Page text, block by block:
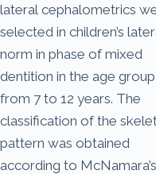
lateral cephalometrics
selected in children’s
norm in phase of mixed
dentition in the age group
from 7 to 12 years. The
classification of the
pattern was obtained
according to McNamara’s